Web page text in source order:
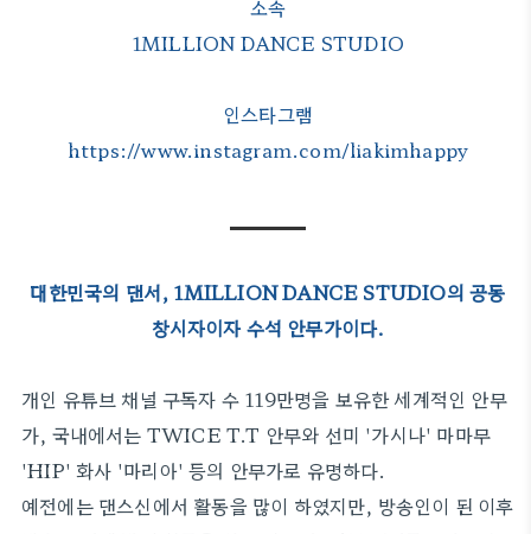
소속
1MILLION DANCE STUDIO
인스타그램
https://www.instagram.com/liakimhappy
대한민국의 댄서, 1MILLION DANCE STUDIO의 공동
창시자이자 수석 안무가이다.
개인 유튜브 채널 구독자 수 119만명을 보유한 세계적인 안무
가, 국내에서는 TWICE T.T 안무와 선미 '가시나' 마마무
'HIP' 화사 '마리아' 등의 안무가로 유명하다.
예전에는 댄스신에서 활동을 많이 하였지만, 방송인이 된 이후